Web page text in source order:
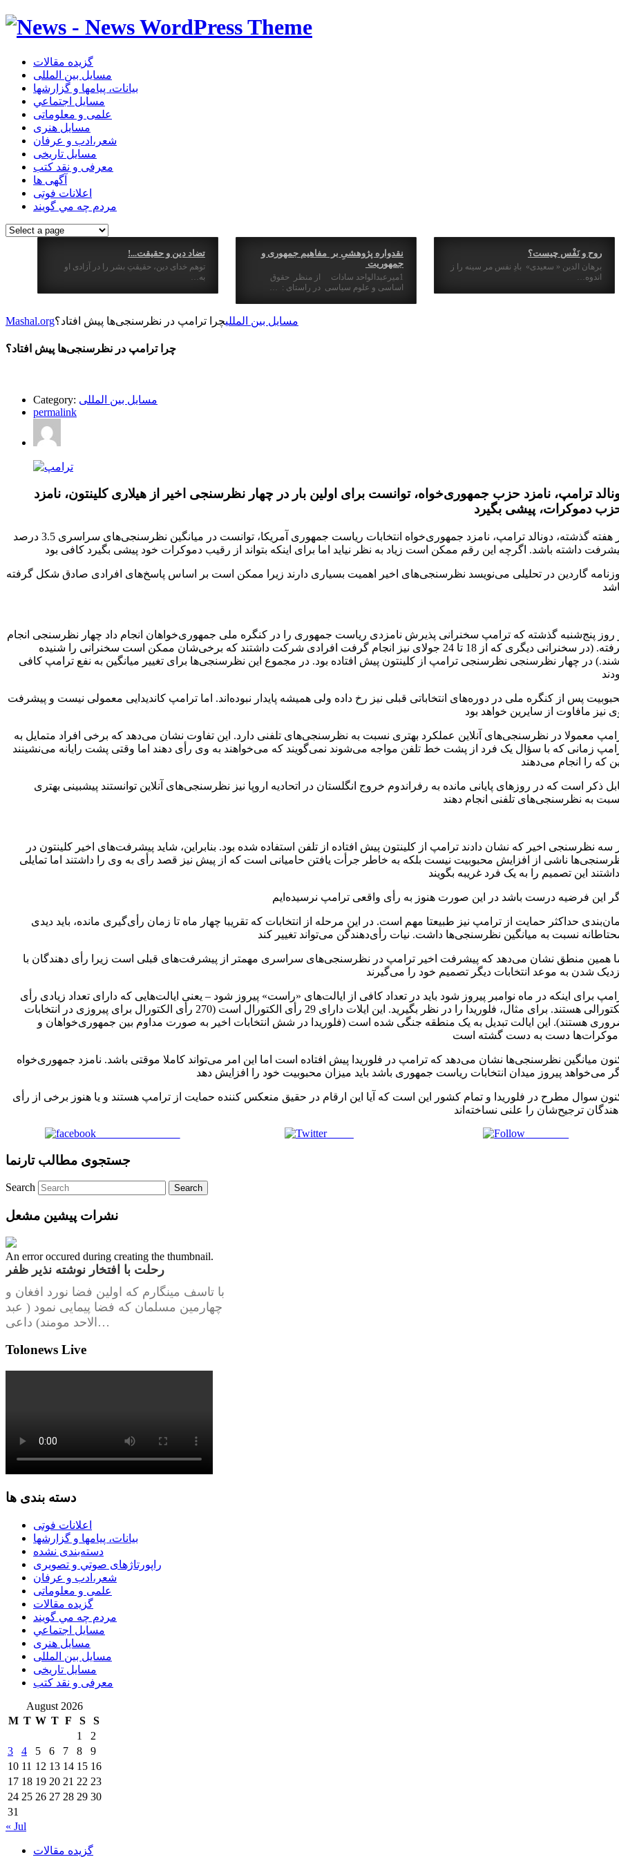
گزیده مقالات
مسایل بین المللی
بیانات، پیامها و گزارشها
مسايل اجتماعي
علمی و معلوماتی
مسايل هنری
شعر،ادب و عرفان
مسایل تاریخی
معرفی و نقد کتب
آگهی ها
اعلانات فوتی
مردم چه مي گويند
تضاد دین و حقیقت...!
توهم خدای دین، حقیقتِ بشر را در آزادی او
به…
نقدواره پژوهشیِ بر مفاهیم جمهوری و
جمهوریت
1میرعبدالواحد سادات از منظر حقوق
اساسی و علوم سیاسی در راستای : …
روح و نَفْس چیست؟
برهان الدین « سعیدی» بادِ نفس مر سینه را ز
اندوه…
Mashal.org مسایل بین المللیچرا ترامپ در نظرسنجی‌ها پیش افتاد؟
چرا ترامپ در نظرسنجی‌ها پیش افتاد؟
Category: مسایل بین المللی
permalink
ترامپ، نامزد حزب جمهوری‌خواه، توانست برای اولین بار در چهار نظرسنجی اخیر از هیلاری کلینتون، نامزد
در هفته گذشته، دونالد ترامپ، نامزد جمهوری‌خواه انتخابات ریاست جمهوری آمریکا، توانست در میانگین نظرسنجی‌های سراسری 3.5 درصد
گاردین در تحلیلی می‌نویسد نظرسنجی‌های اخیر اهمیت بسیاری دارند زیرا ممکن است بر اساس پاسخ‌های افرادی صادق شکل گرفته
روز پنج‌شنبه گذشته که ترامپ سخنرانی پذیرش نامزدی ریاست جمهوری را در کنگره ملی جمهوری‌خواهان انجام داد چهار نظرسنجی انجام
گرفته. (در سخنرانی دیگری که از 18 تا 24 جولای نیز انجام گرفت افرادی شرکت داشتند که برخی‌شان ممکن است سخنرانی را شنیده
در چهار نظرسنجی نظرسنجی ترامپ از کلینتون پیش افتاده بود. در مجموع این نظرسنجی‌ها برای تغییر میانگین به نفع ترامپ کافی
پس از کنگره ملی در دوره‌های انتخاباتی قبلی نیز رخ داده ولی همیشه پایدار نبوده‌اند. اما ترامپ کاندیدایی معمولی نیست و پیشرفت
معمولا در نظرسنجی‌های آنلاین عملکرد بهتری نسبت به نظرسنجی‌های تلفنی دارد. این تفاوت نشان می‌دهد که برخی افراد متمایل به
زمانی که با سؤال یک فرد از پشت خط تلفن مواجه می‌شوند نمی‌گویند که می‌خواهند به وی رأی دهند اما وقتی پشت رایانه می‌نشینند
ذکر است که در روزهای پایانی مانده به رفراندوم خروج انگلستان در اتحادیه اروپا نیز نظرسنجی‌های آنلاین توانستند پیشبینی بهتری
سه نظرسنجی اخیر که نشان دادند ترامپ از کلینتون پیش افتاده از تلفن استفاده شده بود. بنابراین، شاید پیشرفت‌های اخیر کلینتون در
ناشی از افزایش محبوبیت نیست بلکه به خاطر جرأت یافتن حامیانی است که از پیش نیز قصد رأی به وی را داشتند اما تمایلی
حداکثر حمایت از ترامپ نیز طبیعتا مهم است. در این مرحله از انتخابات که تقریبا چهار ماه تا زمان رأی‌گیری مانده، باید دیدی
همین منطق نشان می‌دهد که پیشرفت اخیر ترامپ در نظرسنجی‌های سراسری مهمتر از پیشرفت‌های قبلی است زیرا رأی دهندگان با
برای اینکه در ماه نوامبر پیروز شود باید در تعداد کافی از ایالت‌های «راست» پیروز شود – یعنی ایالت‌هایی که دارای تعداد زیادی رأی
الکتورالی هستند. برای مثال، فلوریدا را در نظر بگیرید. این ایلات دارای 29 رأی الکتورال است (270 رأی الکتورال برای پیروزی در انتخابات
هستند). این ایالت تبدیل به یک منطقه جنگی شده است (فلوریدا در شش انتخابات اخیر به صورت مداوم بین جمهوری‌خواهان و
میانگین نظرسنجی‌ها نشان می‌دهد که ترامپ در فلوریدا پیش افتاده است اما این امر می‌تواند کاملا موقتی باشد. نامزد جمهوری‌خواه
سوال مطرح در فلوریدا و تمام کشور این است که آیا این ارقام در حقیق منعکس کننده حمایت از ترامپ هستند و یا هنوز برخی از رأی
Share on Facebook
Tweet
جستجوی مطالب تارنما
Search
نشرات پیشین مشعل
An error occured during creating the thumbnail.
رحلت با افتخار نوشته نذیر ظفر
با تاسف مینگارم که اولین فضا نورد افغان و
چهارمین مسلمان که فضا پیمایی نمود ( عبد
الاحد مومند) داعی…
Tolonews Live
دسته بندی ها
اعلانات فوتی
بیانات، پیامها و گزارشها
دسته‌بندی نشده
راپورتاژهای صوتي و تصويری
شعر،ادب و عرفان
علمی و معلوماتی
گزیده مقالات
مردم چه مي گويند
مسايل اجتماعي
مسايل هنری
مسایل بین المللی
مسایل تاریخی
معرفی و نقد کتب
August 2026
M T W T F S
S
1
2
3
4 5 6 7 8
9
10 11 12 13 14 15 16
17 18 19 20 21 22 23
24 25 26 27 28 29 30
31
« Jul
گزیده مقالات